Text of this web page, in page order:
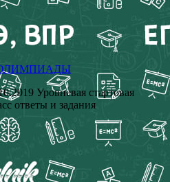
Уровневая стартовая
ответы и задания